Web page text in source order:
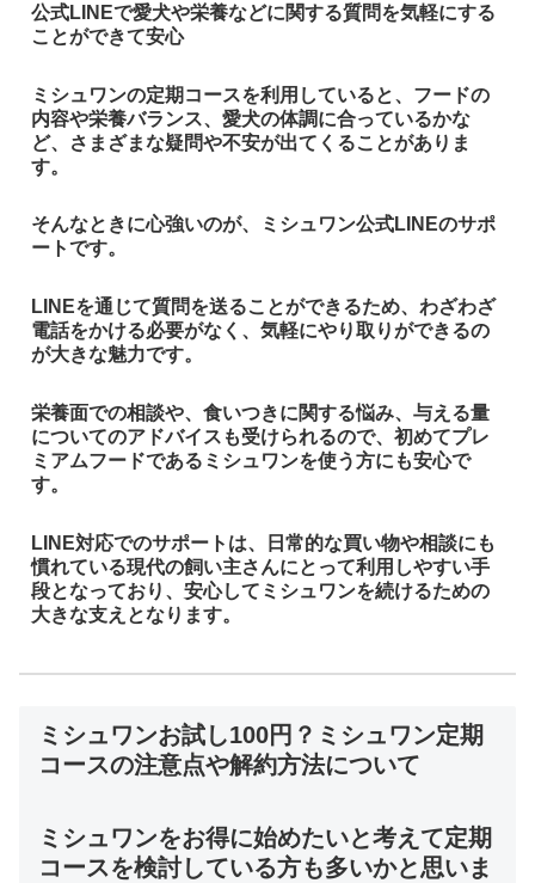
公式LINEで愛犬や栄養などに関する質問を気軽にする
ことができて安心
ミシュワンの定期コースを利用していると、フードの
内容や栄養バランス、愛犬の体調に合っているかな
ど、さまざまな疑問や不安が出てくることがありま
す。
そんなときに心強いのが、ミシュワン公式LINEのサポ
ートです。
LINEを通じて質問を送ることができるため、わざわざ
電話をかける必要がなく、気軽にやり取りができるの
が大きな魅力です。
栄養面での相談や、食いつきに関する悩み、与える量
についてのアドバイスも受けられるので、初めてプレ
ミアムフードであるミシュワンを使う方にも安心で
す。
LINE対応でのサポートは、日常的な買い物や相談にも
慣れている現代の飼い主さんにとって利用しやすい手
段となっており、安心してミシュワンを続けるための
大きな支えとなります。
ミシュワンお試し100円？ミシュワン定期
コースの注意点や解約方法について
ミシュワンをお得に始めたいと考えて定期
コースを検討している方も多いかと思いま